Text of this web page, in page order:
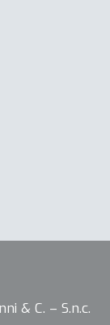
& C. – S.n.c.